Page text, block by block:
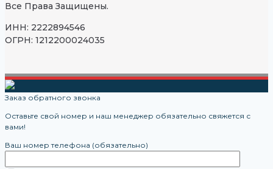
Все Права Защищены.
ИНН: 2222894546
ОГРН: 1212200024035
Заказ обратного звонка
Оставьте свой номер и наш менеджер обязательно свяжется с
вами!
Ваш номер телефона (обязательно)